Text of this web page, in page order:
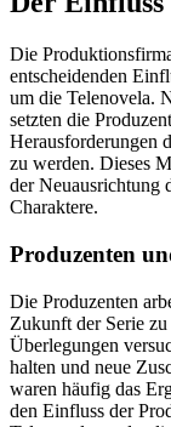
Die
entscheidenden
um die Telenovela.
setzten die
Herausforderungen
zu werden. Dieses
der Neuausrichtung
Charaktere.
Produzenten
Die Produzenten
Zukunft der Serie
Überlegungen
halten und neue
waren häufig das
den Einfluss der